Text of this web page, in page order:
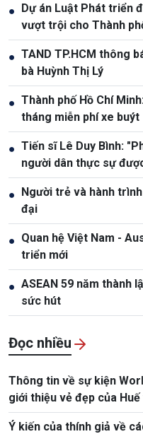
● Dự án Luật Phát triển
vượt trội cho Thành
● TAND TP.HCM thông
bà Huỳnh Thị Lý
● Thành phố Hồ Chí
tháng miễn phí xe buýt
● Tiến sĩ Lê Duy Bình:
người dân thực sự
● Người trẻ và hành
đại
● Quan hệ Việt Nam -
triển mới
● ASEAN 59 năm thành
sức hút
Đọc nhiều
Thông tin về sự kiện World Cup với
giới thiệu vẻ đẹp của
Việt
Ý kiến của thính giả về